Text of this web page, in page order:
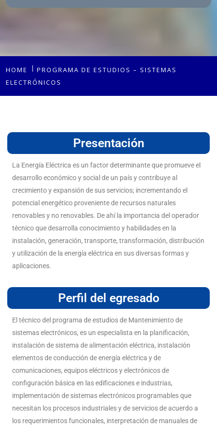
HOME
PROGRAMA DE ESTUDIOS – SISTEMAS
ELECTRÓNICOS
Presentación
La Energía Eléctrica es un factor determinante que promueve el
desarrollo económico y social de un país y contribuye al
crecimiento y expansión de sus servicios; incrementando el
potencial energético proveniente de recursos naturales
renovables y no renovables. De ahí la importancia del operador
técnico que desarrolla conocimiento y habilidades en la
instalación, generación, transporte, transformación, distribución
y utilización de la energía eléctrica en sus diversas formas y
aplicaciones.
Perfil del egresado
El técnico del programa de estudios de Mantenimiento de
sistemas electrónicos, es un especialista en la planificación,
instalación de sistema de alimentación eléctrica, instalación
elementos de conducción de energía eléctrica y de
comunicaciones, equipos eléctricos y electrónicos de
configuración básica en las edificaciones e industrias,
implementación de sistemas electrónicos programables que
necesitan los procesos industriales y de servicios de acuerdo a
los requerimientos funcionales, interpretación de manuales de